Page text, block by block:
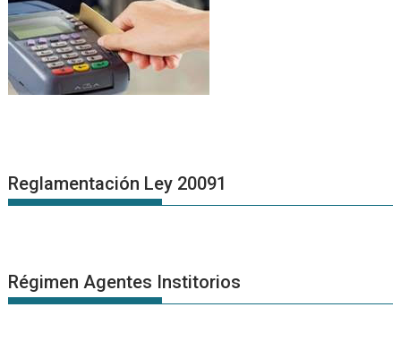
Reglamentación Ley 20091
Régimen Agentes Institorios